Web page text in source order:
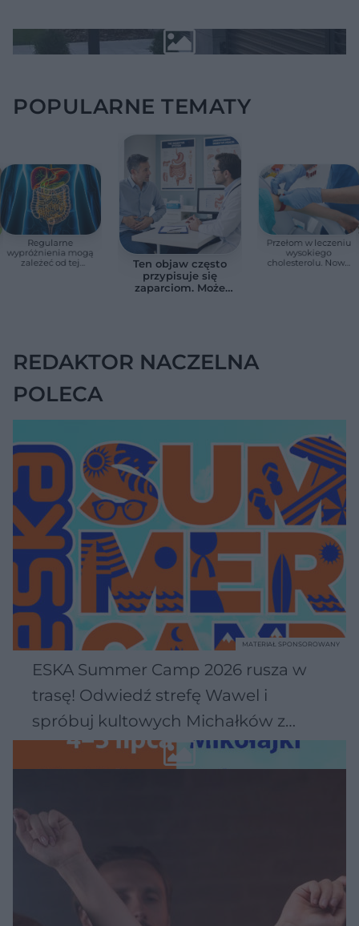
POPULARNE TEMATY
Regularne
wypróżnienia mogą
zależeć od tej
Ten objaw często
przypisuje się
zaparciom. Może
Przełom w leczeniu
wysokiego
cholesterolu. Nowa
REDAKTOR NACZELNA
POLECA
ESKA Summer Camp 2026 rusza w
trasę! Odwiedź strefę Wawel i
spróbuj kultowych Michałków z
Wawelu
MATERIAŁ SPONSOROWANY